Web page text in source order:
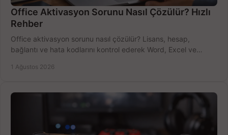
Office Aktivasyon Sorunu Nasıl Çözülür? Hızlı
Rehber
Office aktivasyon sorunu nasıl çözülür? Lisans, hesap,
bağlantı ve hata kodlarını kontrol ederek Word, Excel ve
1 Ağustos 2026